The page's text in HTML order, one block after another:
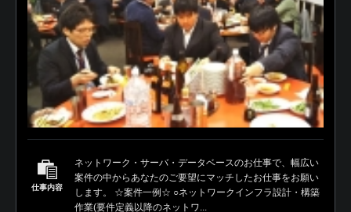
仕事内容
ネットワーク・サーバ・データベースのお仕事で、幅広い
案件の中からあなたのご要望にマッチしたお仕事をお願い
します。 ☆案件一例☆ ○ネットワークインフラ設計・構築
作業(要件定義以降のネットワ...